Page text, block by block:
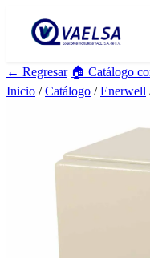
← Regresar 🏠 Catálogo
Inicio /Catálogo /Enerwell